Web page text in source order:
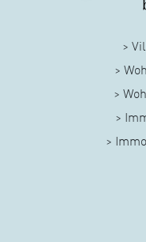
>
>
>
>
>